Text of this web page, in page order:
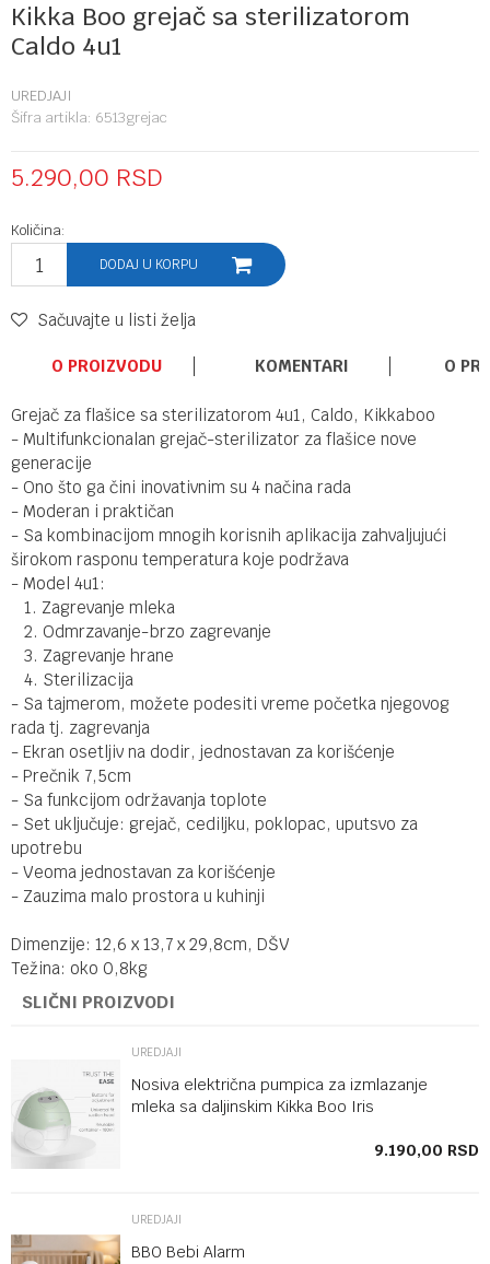
Kikka Boo grejač sa sterilizatorom
Caldo 4u1
UREDJAJI
Šifra artikla: 6513grejac
5.290,00 RSD
Količina:
DODAJ U KORPU
Sačuvajte u listi želja
O PROIZVODU KOMENTARI O
Grejač za flašice sa sterilizatorom 4u1, Caldo, Kikkaboo
- Multifunkcionalan grejač-sterilizator za flašice nove
generacije
- Ono što ga čini inovativnim su 4 načina rada
- Moderan i praktičan
- Sa kombinacijom mnogih korisnih aplikacija zahvaljujući
širokom rasponu temperatura koje podržava
- Model 4u1:
1. Zagrevanje mleka
2. Odmrzavanje-brzo zagrevanje
3. Zagrevanje hrane
4. Sterilizacija
- Sa tajmerom, možete podesiti vreme početka njegovog
rada tj. zagrevanja
- Ekran osetljiv na dodir, jednostavan za korišćenje
- Prečnik 7,5cm
- Sa funkcijom održavanja toplote
- Set uključuje: grejač, cediljku, poklopac, uputsvo za
upotrebu
- Veoma jednostavan za korišćenje
- Zauzima malo prostora u kuhinji
Dimenzije: 12,6 x 13,7 x 29,8cm, DŠV
Težina: oko 0,8kg
SLIČNI PROIZVODI
UREDJAJI
Nosiva električna pumpica za izmlazanje
mleka sa daljinskim Kikka Boo Iris
9.190,00 RSD
UREDJAJI
BBO Bebi Alarm